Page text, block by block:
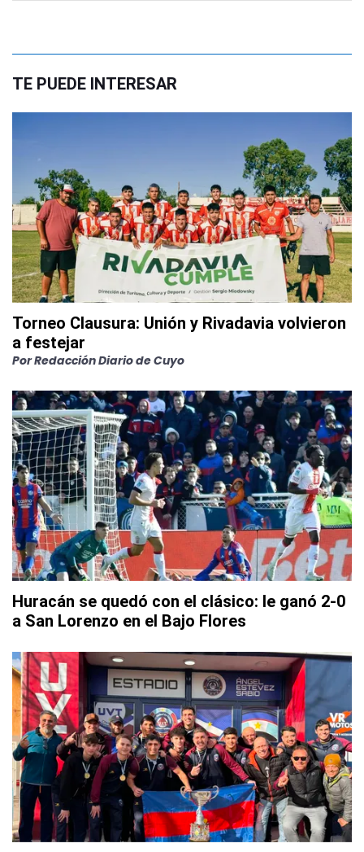
TE PUEDE INTERESAR
Torneo Clausura: Unión y Rivadavia volvieron
a festejar
PorRedacción Diario de Cuyo
Huracán se quedó con el clásico: le ganó 2-0
a San Lorenzo en el Bajo Flores